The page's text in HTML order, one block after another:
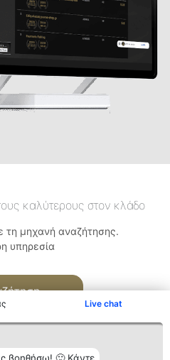
Live chat
καλύτερους στον κλάδο
τη μηχανή αναζήτησης.
υπηρεσία